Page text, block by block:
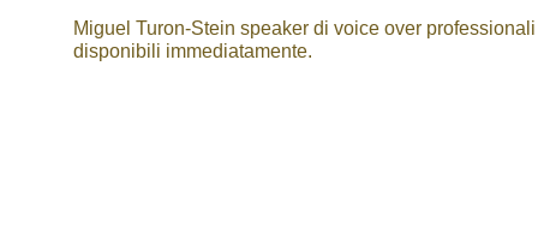
Miguel Turon-Stein speaker di voice over professionali
disponibili immediatamente.